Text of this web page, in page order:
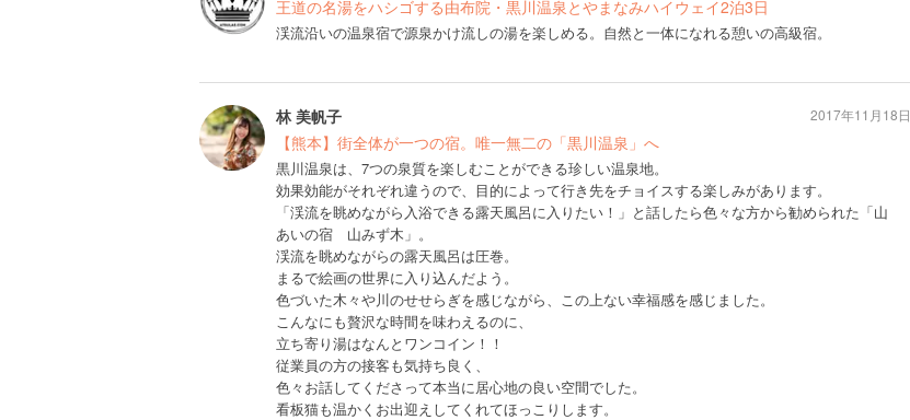
王道の名湯をハシゴする由布院・黒川温泉とやまなみハイウェイ2泊3日
渓流沿いの温泉宿で源泉かけ流しの湯を楽しめる。自然と一体になれる憩いの高級宿。
林 美帆子
【熊本】街全体が一つの宿。唯一無二の「黒川温泉」へ
黒川温泉は、7つの泉質を楽しむことができる珍しい温泉地。
効果効能がそれぞれ違うので、目的によって行き先をチョイスする楽しみがあります。
「渓流を眺めながら入浴できる露天風呂に入りたい！」と話したら色々な方から勧められた「山
あいの宿 山みず木」。
渓流を眺めながらの露天風呂は圧巻。
まるで絵画の世界に入り込んだよう。
色づいた木々や川のせせらぎを感じながら、この上ない幸福感を感じました。
こんなにも贅沢な時間を味わえるのに、
立ち寄り湯はなんとワンコイン！！
従業員の方の接客も気持ち良く、
色々お話してくださって本当に居心地の良い空間でした。
看板猫も温かくお出迎えしてくれてほっこりします。
2017年11月18日